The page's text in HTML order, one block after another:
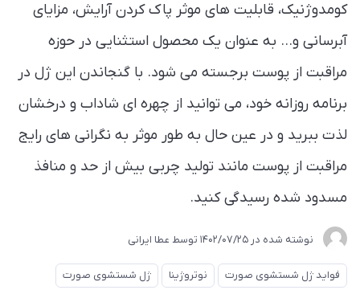
کومدوژنیک، قابلیت های موثر پاک کردن آرایش، مزایای
آبرسانی و... به عنوان یک محصول استثنایی در حوزه
مراقبت از پوست برجسته می شود. با گنجاندن این ژل در
برنامه روزانه خود، می توانید از چهره ای شاداب و درخشان
لذت ببرید و در عین حال به طور موثر به نگرانی های رایج
مراقبت از پوست مانند تولید چربی بیش از حد و منافذ
مسدود شده رسیدگی کنید.
نوشته شده در 1402/07/25 توسط عطا ایرانی
فواید ژل شستشوی صورت نوتروژینا
ژل شستشوی صورت